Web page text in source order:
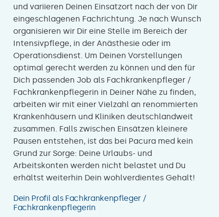
und variieren Deinen Einsatzort nach der von Dir
eingeschlagenen Fachrichtung. Je nach Wunsch
organisieren wir Dir eine Stelle im Bereich der
Intensivpflege, in der Anästhesie oder im
Operationsdienst. Um Deinen Vorstellungen
optimal gerecht werden zu können und den für
Dich passenden Job als Fachkrankenpfleger /
Fachkrankenpflegerin in Deiner Nähe zu finden,
arbeiten wir mit einer Vielzahl an renommierten
Krankenhäusern und Kliniken deutschlandweit
zusammen. Falls zwischen Einsätzen kleinere
Pausen entstehen, ist das bei Pacura med kein
Grund zur Sorge: Deine Urlaubs- und
Arbeitskonten werden nicht belastet und Du
erhältst weiterhin Dein wohlverdientes Gehalt!
Dein Profil als Fachkrankenpfleger /
Fachkrankenpflegerin